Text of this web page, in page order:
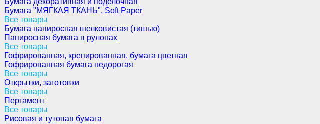
Бумага декоративная и поделочная
Бумага "МЯГКАЯ ТКАНЬ", Soft Paper
Все товары
Бумага папиросная шелковистая (тишью)
Папиросная бумага в рулонах
Все товары
Гофрированная, крепированная, бумага цветная
Гофрированная бумага недорогая
Все товары
Открытки, заготовки
Все товары
Пергамент
Все товары
Рисовая и тутовая бумага